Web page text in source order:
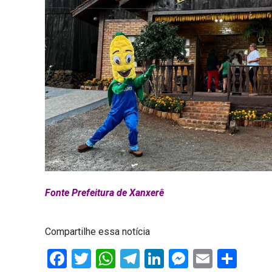
Fonte Prefeitura de Xanxerê
Compartilhe essa notícia
Facebook
Twitter
WhatsApp
Telegram
LinkedInEmail